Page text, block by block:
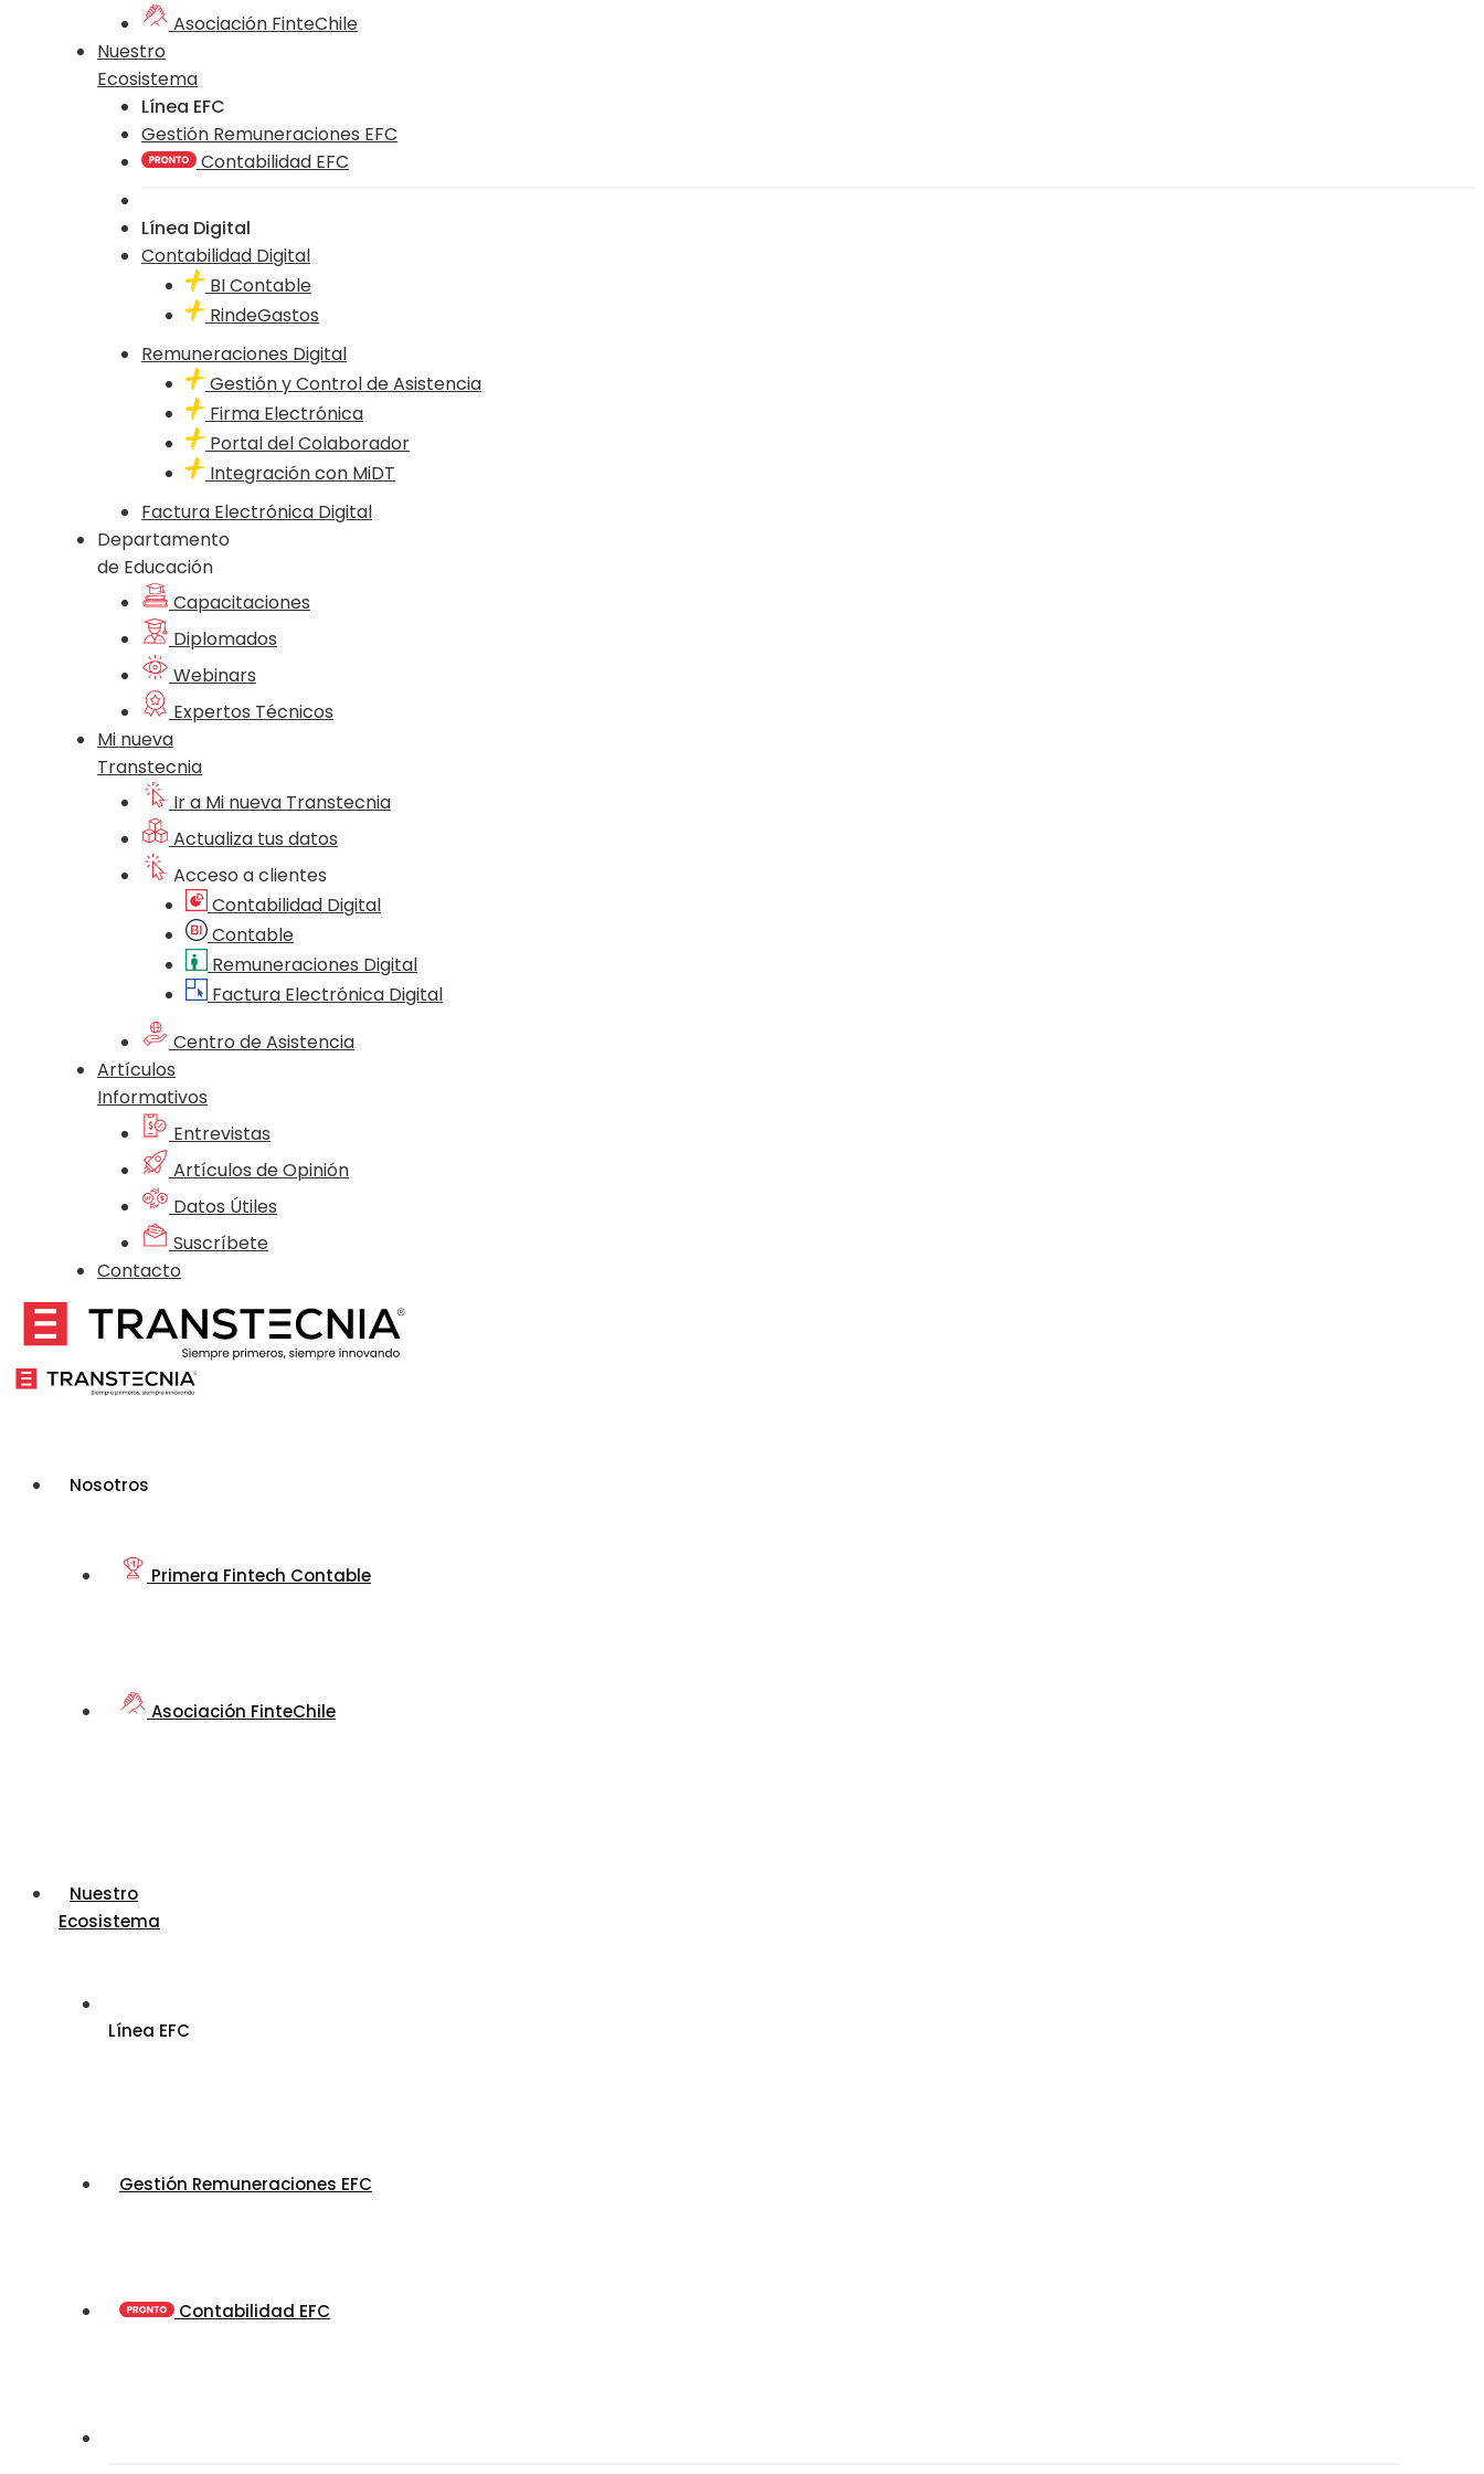
Asociación FinteChile
Nuestro
Ecosistema
Línea EFC
Gestión Remuneraciones EFC
Contabilidad EFC
Línea Digital
Contabilidad Digital
BI Contable
RindeGastos
Remuneraciones Digital
Gestión y Control de Asistencia
Firma Electrónica
Portal del Colaborador
Integración con MiDT
Factura Electrónica Digital
Departamento
de Educación
Capacitaciones
Diplomados
Webinars
Expertos Técnicos
Mi nueva
Transtecnia
Ir a Mi nueva Transtecnia
Actualiza tus datos
Acceso a clientes
Contabilidad Digital
Contable
Remuneraciones Digital
Factura Electrónica Digital
Centro de Asistencia
Artículos
Informativos
Entrevistas
Artículos de Opinión
Datos Útiles
Suscríbete
Contacto
Nosotros
Primera Fintech Contable
Asociación FinteChile
Nuestro
Ecosistema
Línea EFC
Gestión Remuneraciones EFC
Contabilidad EFC